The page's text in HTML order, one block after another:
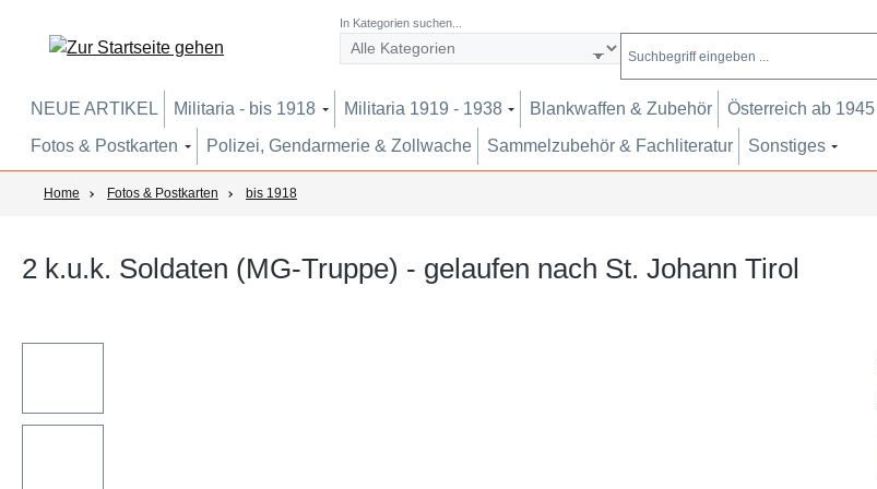
In Kategorien suchen...
NEUE ARTIKEL Militaria - bis 1918 Militaria 1919 - 1938 Blankwaffen & Zubehör Österreich ab 1945
Fotos & Postkarten
Polizei, Gendarmerie & Zollwache Sammelzubehör & Fachliteratur Sonstiges
Home Fotos & Postkarten bis 1918
2 k.u.k. Soldaten (MG-Truppe) - gelaufen nach St. Johann Tirol